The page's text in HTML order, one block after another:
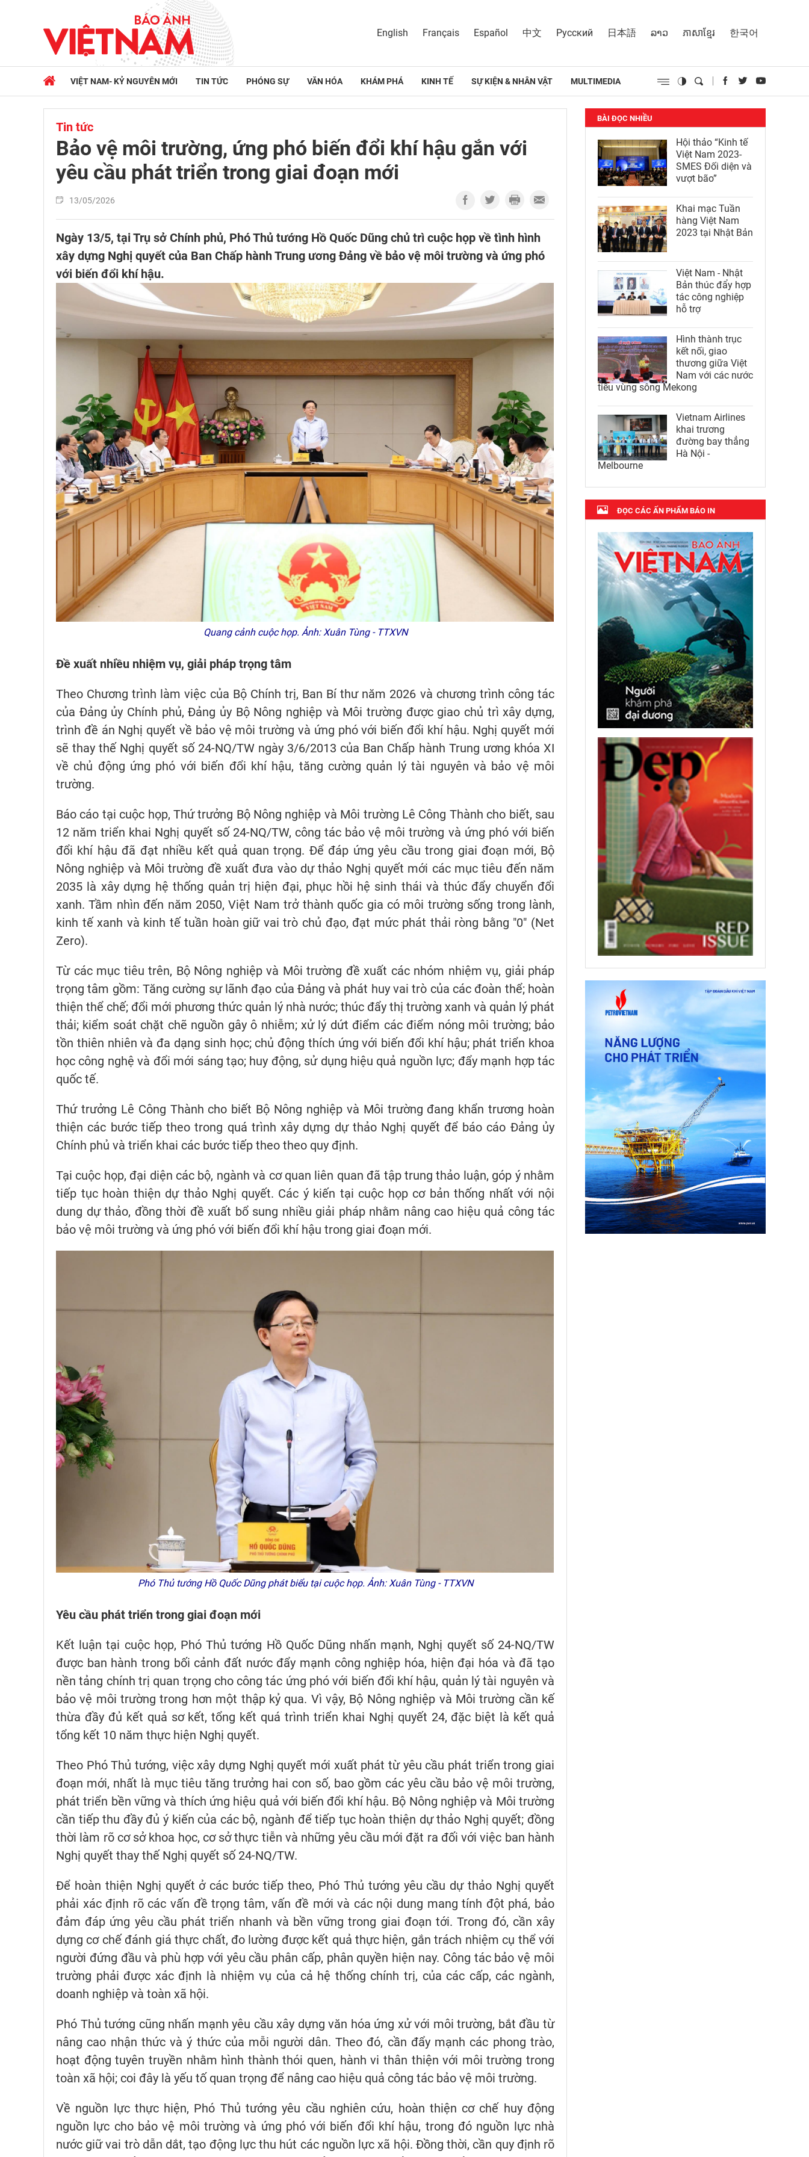
English Français Español 中文 Русский 日本語 ລາວ ភាសាខ្មែរ 한국어
VIỆT NAM- KỶ NGUYÊN MỚI TIN TỨC PHÓNG SỰ VĂN HÓA KHÁM PHÁ KINH TẾ SỰ KIỆN & NHÂN VẬT MULTIMEDIA
Tin tức
Bảo vệ môi trường, ứng phó biến đổi khí hậu gắn với
yêu cầu phát triển trong giai đoạn mới
13/05/2026
Ngày 13/5, tại Trụ sở Chính phủ, Phó Thủ tướng Hồ Quốc Dũng chủ trì cuộc họp về tình hình
xây dựng Nghị quyết của Ban Chấp hành Trung ương Đảng về bảo vệ môi trường và ứng phó
với biến đổi khí hậu.
Quang cảnh cuộc họp. Ảnh: Xuân Tùng - TTXVN
Đề xuất nhiều nhiệm vụ, giải pháp trọng tâm
Theo Chương trình làm việc của Bộ Chính trị, Ban Bí thư năm 2026 và chương trình công tác
của Đảng ủy Chính phủ, Đảng ủy Bộ Nông nghiệp và Môi trường được giao chủ trì xây dựng,
trình đề án Nghị quyết về bảo vệ môi trường và ứng phó với biến đổi khí hậu. Nghị quyết mới
sẽ thay thế Nghị quyết số 24-NQ/TW ngày 3/6/2013 của Ban Chấp hành Trung ương khóa XI
về chủ động ứng phó với biến đổi khí hậu, tăng cường quản lý tài nguyên và bảo vệ môi
trường.
Báo cáo tại cuộc họp, Thứ trưởng Bộ Nông nghiệp và Môi trường Lê Công Thành cho biết, sau
12 năm triển khai Nghị quyết số 24-NQ/TW, công tác bảo vệ môi trường và ứng phó với biến
đổi khí hậu đã đạt nhiều kết quả quan trọng. Để đáp ứng yêu cầu trong giai đoạn mới, Bộ
Nông nghiệp và Môi trường đề xuất đưa vào dự thảo Nghị quyết mới các mục tiêu đến năm
2035 là xây dựng hệ thống quản trị hiện đại, phục hồi hệ sinh thái và thúc đẩy chuyển đổi
xanh. Tầm nhìn đến năm 2050, Việt Nam trở thành quốc gia có môi trường sống trong lành,
kinh tế xanh và kinh tế tuần hoàn giữ vai trò chủ đạo, đạt mức phát thải ròng bằng "0" (Net
Zero).
Từ các mục tiêu trên, Bộ Nông nghiệp và Môi trường đề xuất các nhóm nhiệm vụ, giải pháp
trọng tâm gồm: Tăng cường sự lãnh đạo của Đảng và phát huy vai trò của các đoàn thể; hoàn
thiện thể chế; đổi mới phương thức quản lý nhà nước; thúc đẩy thị trường xanh và quản lý phát
thải; kiểm soát chặt chẽ nguồn gây ô nhiễm; xử lý dứt điểm các điểm nóng môi trường; bảo
tồn thiên nhiên và đa dạng sinh học; chủ động thích ứng với biến đổi khí hậu; phát triển khoa
học công nghệ và đổi mới sáng tạo; huy động, sử dụng hiệu quả nguồn lực; đẩy mạnh hợp tác
quốc tế.
Thứ trưởng Lê Công Thành cho biết Bộ Nông nghiệp và Môi trường đang khẩn trương hoàn
thiện các bước tiếp theo trong quá trình xây dựng dự thảo Nghị quyết để báo cáo Đảng ủy
Chính phủ và triển khai các bước tiếp theo theo quy định.
Tại cuộc họp, đại diện các bộ, ngành và cơ quan liên quan đã tập trung thảo luận, góp ý nhằm
tiếp tục hoàn thiện dự thảo Nghị quyết. Các ý kiến tại cuộc họp cơ bản thống nhất với nội
dung dự thảo, đồng thời đề xuất bổ sung nhiều giải pháp nhằm nâng cao hiệu quả công tác
bảo vệ môi trường và ứng phó với biến đổi khí hậu trong giai đoạn mới.
Phó Thủ tướng Hồ Quốc Dũng phát biểu tại cuộc họp. Ảnh: Xuân Tùng - TTXVN
Yêu cầu phát triển trong giai đoạn mới
Kết luận tại cuộc họp, Phó Thủ tướng Hồ Quốc Dũng nhấn mạnh, Nghị quyết số 24-NQ/TW
được ban hành trong bối cảnh đất nước đẩy mạnh công nghiệp hóa, hiện đại hóa và đã tạo
nền tảng chính trị quan trọng cho công tác ứng phó với biến đổi khí hậu, quản lý tài nguyên và
bảo vệ môi trường trong hơn một thập kỷ qua. Vì vậy, Bộ Nông nghiệp và Môi trường cần kế
thừa đầy đủ kết quả sơ kết, tổng kết quá trình triển khai Nghị quyết 24, đặc biệt là kết quả
tổng kết 10 năm thực hiện Nghị quyết.
Theo Phó Thủ tướng, việc xây dựng Nghị quyết mới xuất phát từ yêu cầu phát triển trong giai
đoạn mới, nhất là mục tiêu tăng trưởng hai con số, bao gồm các yêu cầu bảo vệ môi trường,
phát triển bền vững và thích ứng hiệu quả với biến đổi khí hậu. Bộ Nông nghiệp và Môi trường
cần tiếp thu đầy đủ ý kiến của các bộ, ngành để tiếp tục hoàn thiện dự thảo Nghị quyết; đồng
thời làm rõ cơ sở khoa học, cơ sở thực tiễn và những yêu cầu mới đặt ra đối với việc ban hành
Nghị quyết thay thế Nghị quyết số 24-NQ/TW.
Để hoàn thiện Nghị quyết ở các bước tiếp theo, Phó Thủ tướng yêu cầu dự thảo Nghị quyết
phải xác định rõ các vấn đề trọng tâm, vấn đề mới và các nội dung mang tính đột phá, bảo
đảm đáp ứng yêu cầu phát triển nhanh và bền vững trong giai đoạn tới. Trong đó, cần xây
dựng cơ chế đánh giá thực chất, đo lường được kết quả thực hiện, gắn trách nhiệm cụ thể với
người đứng đầu và phù hợp với yêu cầu phân cấp, phân quyền hiện nay. Công tác bảo vệ môi
trường phải được xác định là nhiệm vụ của cả hệ thống chính trị, của các cấp, các ngành,
doanh nghiệp và toàn xã hội.
Phó Thủ tướng cũng nhấn mạnh yêu cầu xây dựng văn hóa ứng xử với môi trường, bắt đầu từ
nâng cao nhận thức và ý thức của mỗi người dân. Theo đó, cần đẩy mạnh các phong trào,
hoạt động tuyên truyền nhằm hình thành thói quen, hành vi thân thiện với môi trường trong
toàn xã hội; coi đây là yếu tố quan trọng để nâng cao hiệu quả công tác bảo vệ môi trường.
Về nguồn lực thực hiện, Phó Thủ tướng yêu cầu nghiên cứu, hoàn thiện cơ chế huy động
nguồn lực cho bảo vệ môi trường và ứng phó với biến đổi khí hậu, trong đó nguồn lực nhà
nước giữ vai trò dẫn dắt, tạo động lực thu hút các nguồn lực xã hội. Đồng thời, cần quy định rõ
BÀI ĐỌC NHIỀU
Hội thảo “Kinh tế
Việt Nam 2023-
SMES Đối diện và
vượt bão”
Khai mạc Tuần
hàng Việt Nam
2023 tại Nhật Bản
Việt Nam - Nhật
Bản thúc đẩy hợp
tác công nghiệp
hỗ trợ
Hình thành trục
kết nối, giao
thương giữa Việt
Nam với các nước
tiểu vùng sông Mekong
Vietnam Airlines
khai trương
đường bay thẳng
Hà Nội -
Melbourne
ĐỌC CÁC ẤN PHẨM BÁO IN